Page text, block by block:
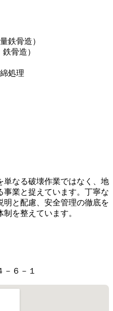
鉄骨造）
骨造）
処理
単なる破壊作業ではなく、地
業と捉えています。丁寧な
と配慮、安全管理の徹底を
を整えています。
６－１